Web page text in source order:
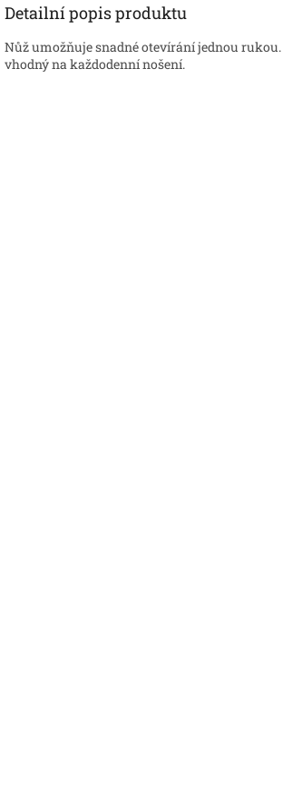
Detailní popis produktu
Nůž umožňuje snadné otevírání jednou rukou.
vhodný na každodenní nošení.